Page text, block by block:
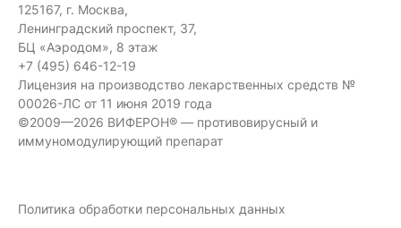
125167, г. Москва,
Ленинградский проспект, 37,
БЦ «Аэродом», 8 этаж
+7 (495) 646-12-19
Лицензия на производство лекарственных средств №
00026-ЛС от 11 июня 2019 года
©2009—2026 ВИФЕРОН® — противовирусный и
иммуномодулирующий препарат
Политика обработки персональных данных